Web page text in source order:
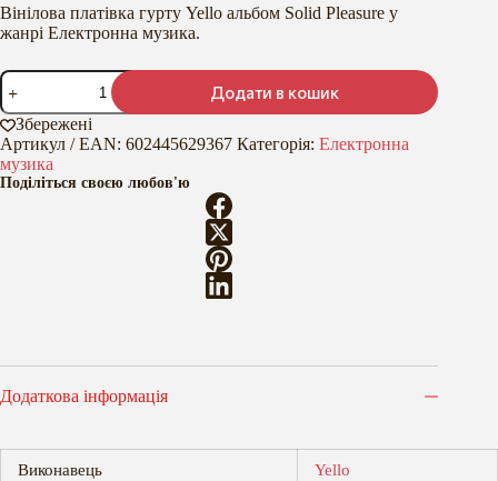
Вінілова платівка гурту Yello альбом Solid Pleasure у
жанрі Електронна музика.
Solid
Pleasure
кількість
Додати в кошик
Збережені
Артикул / EAN: 602445629367 Категорія: Електронна
музика
Поділіться своєю любов'ю
Додаткова інформація
Виконавець Yello